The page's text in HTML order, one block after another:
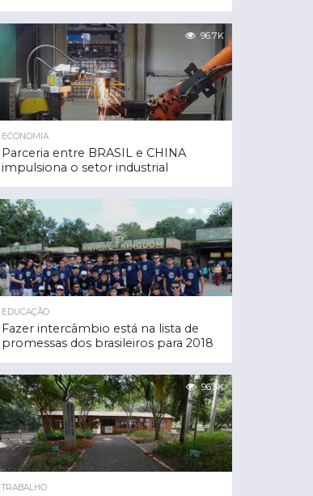
96.7K
ECONOMIA
Parceria entre BRASIL e CHINA
impulsiona o setor industrial
96.3K
EDUCAÇÃO
Fazer intercâmbio está na lista de
promessas dos brasileiros para 2018
96.3K
TRABALHO